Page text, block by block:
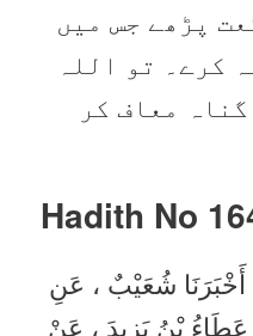
پڑھے جس میں
کرے۔ تو اللہ
معاف کر
Hadith No
: أَخْبَرَنَا شُعَيْبٌ ، عَنِ
بْنُ يَزِيدَ ، عَنْ